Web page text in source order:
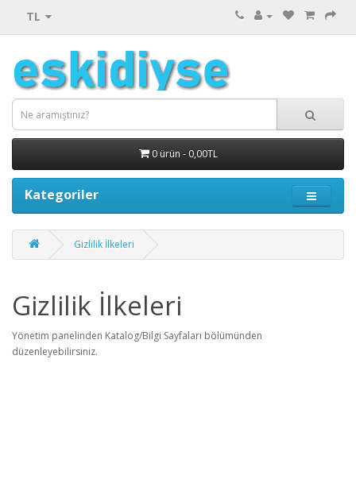
TL
0 ürün - 0,00TL
Kategoriler
Gizlilik İlkeleri
Gizlilik İlkeleri
Yönetim panelinden Katalog/Bilgi Sayfaları bölümünden
düzenleyebilirsiniz.